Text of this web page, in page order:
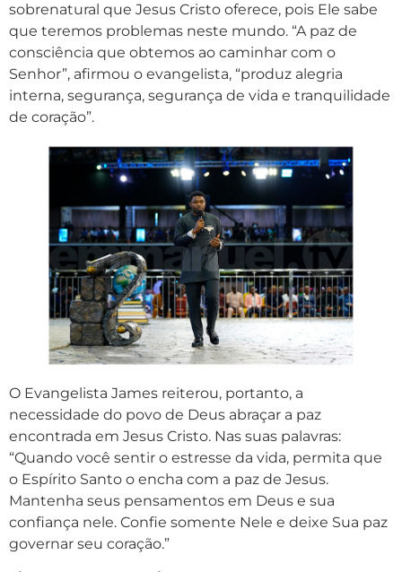
sobrenatural que Jesus Cristo oferece, pois Ele sabe
que teremos problemas neste mundo. “A paz de
consciência que obtemos ao caminhar com o
Senhor”, afirmou o evangelista, “produz alegria
interna, segurança, segurança de vida e tranquilidade
de coração”.
O Evangelista James reiterou, portanto, a
necessidade do povo de Deus abraçar a paz
encontrada em Jesus Cristo. Nas suas palavras:
“Quando você sentir o estresse da vida, permita que
o Espírito Santo o encha com a paz de Jesus.
Mantenha seus pensamentos em Deus e sua
confiança nele. Confie somente Nele e deixe Sua paz
governar seu coração.”